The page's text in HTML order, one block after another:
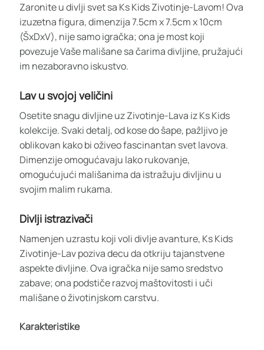
Zaronite u divlji svet sa Ks Kids Zivotinje-Lavom! Ova
izuzetna figura, dimenzija 7.5cm x 7.5cm x 10cm
(ŠxDxV), nije samo igračka; ona je most koji
povezuje Vaše mališane sa čarima divljine, pružajući
im nezaboravno iskustvo.
Lav u svojoj veličini
Osetite snagu divljine uz Zivotinje-Lava iz Ks Kids
kolekcije. Svaki detalj, od kose do šape, pažljivo je
oblikovan kako bi oživeo fascinantan svet lavova.
Dimenzije omogućavaju lako rukovanje,
omogućujući mališanima da istražuju divljinu u
svojim malim rukama.
Divlji istrazivači
Namenjen uzrastu koji voli divlje avanture, Ks Kids
Zivotinje-Lav poziva decu da otkriju tajanstvene
aspekte divljine. Ova igračka nije samo sredstvo
zabave; ona podstiče razvoj maštovitosti i uči
mališane o životinjskom carstvu.
Karakteristike